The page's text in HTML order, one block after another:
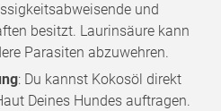
und
besitzt. Laurinsäure kann
Parasiten abzuwehren.
: Du kannst Kokosöl direkt
Deines Hundes auftragen.